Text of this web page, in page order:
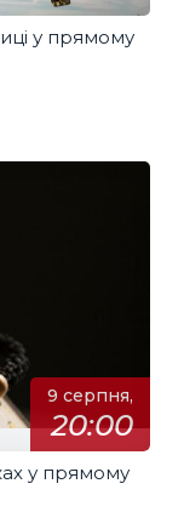
у прямому
9 серпня,
20:00
у прямому